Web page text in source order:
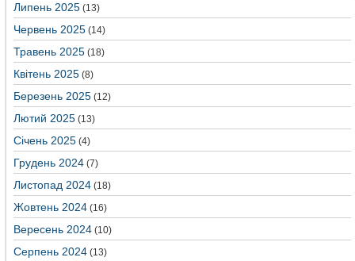
Липень 2025 (13)
Червень 2025 (14)
Травень 2025 (18)
Квітень 2025 (8)
Березень 2025 (12)
Лютий 2025 (13)
Січень 2025 (4)
Грудень 2024 (7)
Листопад 2024 (18)
Жовтень 2024 (16)
Вересень 2024 (10)
Серпень 2024 (13)